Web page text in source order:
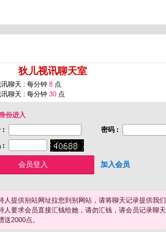
狄儿视讯聊天室
聊天 : 每分钟 8 点
聊天 : 每分钟 30 点
份进入
:
密码 :
:
加入会员
人提供别站网址拉您到别网站，请将聊天记录提供我
人要求会员直接汇钱给她，请勿汇钱，请会员记录聊
送2000点。